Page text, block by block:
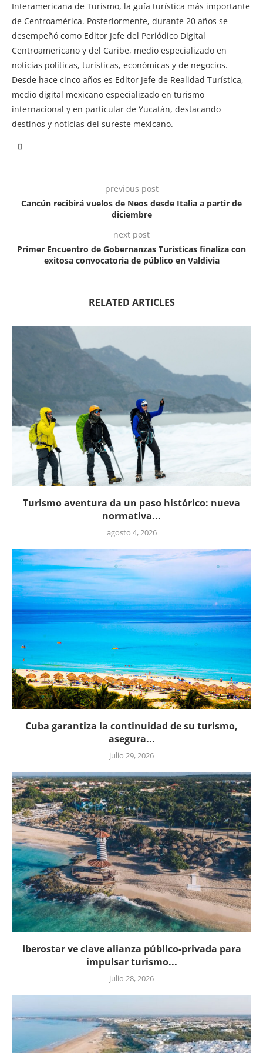
Interamericana de Turismo, la guía turística más importante
de Centroamérica. Posteriormente, durante 20 años se
desempeñó como Editor Jefe del Periódico Digital
Centroamericano y del Caribe, medio especializado en
noticias políticas, turísticas, económicas y de negocios.
Desde hace cinco años es Editor Jefe de Realidad Turística,
medio digital mexicano especializado en turismo
internacional y en particular de Yucatán, destacando
destinos y noticias del sureste mexicano.
previous post
Cancún recibirá vuelos de Neos desde Italia a partir de
diciembre
next post
Primer Encuentro de Gobernanzas Turísticas finaliza con
exitosa convocatoria de público en Valdivia
RELATED ARTICLES
Turismo aventura da un paso histórico: nueva
normativa...
agosto 4, 2026
Cuba garantiza la continuidad de su turismo,
asegura...
julio 29, 2026
Iberostar ve clave alianza público-privada para
impulsar turismo...
julio 28, 2026